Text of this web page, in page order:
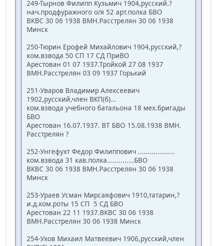
249-Тырнов Филипп Кузьмич 1904,русский.?
нач.продфуражного о/я 52 арт.полка БВО
ВКВС 30 06 1938 ВМН.Расстрелян 30 06 1938
Минск
250-Тюрин Ерофей Михайлович 1904,русский,?
ком.взвода 50 СП 17 СД ПриВО
Арестован 01 07 1937.Тройкой 27 08 1937
ВМН.Расстрелян 03 09 1937 Горький
251-Уваров Владимир Алексеевич
1902,русский,член ВКП(б)...
ком.взвода учебного батальона 18 мех.бригады
БВО
Арестован 16.07.1937. ВТ БВО 15.08.1938 ВМН.
Расстрелян ?
252-Унгефухт Федор Филиппович ...................
ком.взвода 31 кав.полка..............БВО
ВКВС 30 06 1938 ВМН.Расстрелян 30 06 1938
Минск
253-Ураев Усман Мирсаяфович 1910,татарин,?
и.д.ком.роты 15 СП 5 СД БВО
Арестован 22 11 1937.ВКВС 30 06 1938
ВМН.Расстрелян 30 06 1938 Минск
254-Ухов Михаил Матвеевич 1906,русский,член